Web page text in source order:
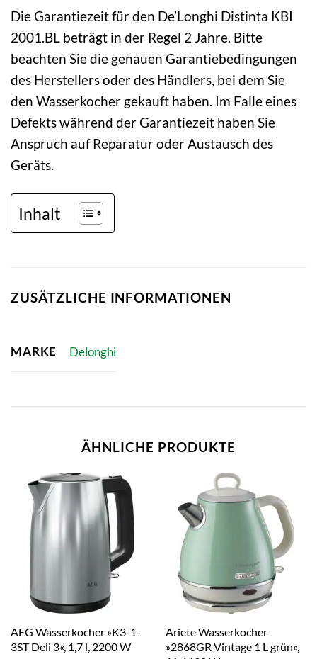
Die Garantiezeit für den De’Longhi Distinta KBI
2001.BL beträgt in der Regel 2 Jahre. Bitte
beachten Sie die genauen Garantiebedingungen
des Herstellers oder des Händlers, bei dem Sie
den Wasserkocher gekauft haben. Im Falle eines
Defekts während der Garantiezeit haben Sie
Anspruch auf Reparatur oder Austausch des
Geräts.
Inhalt
ZUSÄTZLICHE INFORMATIONEN
MARKE Delonghi
ÄHNLICHE PRODUKTE
AEG Wasserkocher »K3-1-
3ST Deli 3«, 1,7 l, 2200 W
Ariete Wasserkocher
»2868GR Vintage 1 L grün«,